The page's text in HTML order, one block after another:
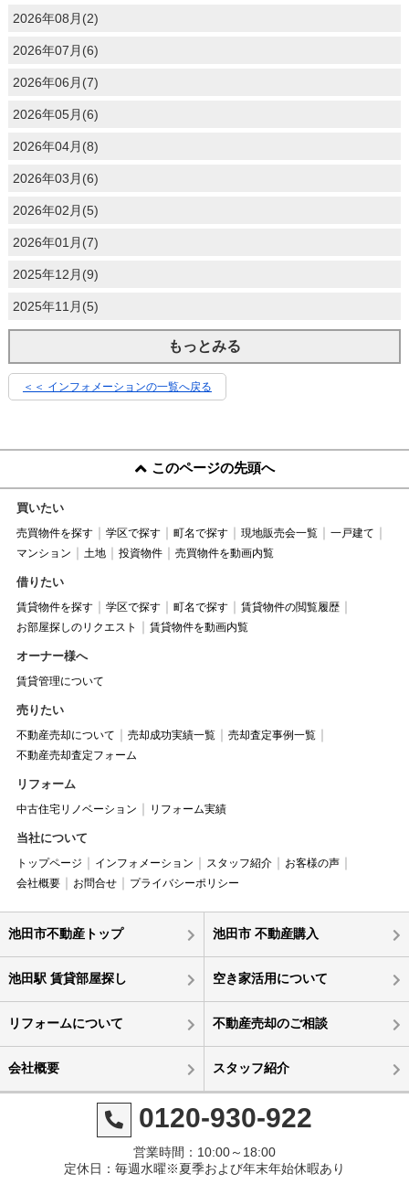
2026年08月(2)
2026年07月(6)
2026年06月(7)
2026年05月(6)
2026年04月(8)
2026年03月(6)
2026年02月(5)
2026年01月(7)
2025年12月(9)
2025年11月(5)
もっとみる
＜＜ インフォメーションの一覧へ戻る
このページの先頭へ
買いたい
売買物件を探す 学区で探す 町名で探す 現地販売会一覧
一戸建て
マンション
土地 投資物件 売買物件を動画内覧
借りたい
賃貸物件を探す 学区で探す 町名で探す
賃貸物件の閲覧履歴
お部屋探しのリクエスト
賃貸物件を動画内覧
オーナー様へ
賃貸管理について
売りたい
不動産売却について 売却成功実績一覧
売却査定事例一覧
不動産売却査定フォーム
リフォーム
中古住宅リノベーション リフォーム実績
当社について
トップページ インフォメーション スタッフ紹介
お客様の声
会社概要
お問合せ プライバシーポリシー
池田市不動産トップ 池田市 不動産購入
池田駅 賃貸部屋探し 空き家活用について
リフォームについて 不動産売却のご相談
会社概要 スタッフ紹介
0120-930-922
営業時間：10:00～18:00
定休日：毎週水曜※夏季および年末年始休暇あり